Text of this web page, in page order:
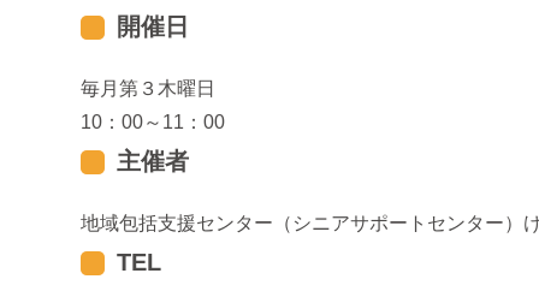
開催日
毎月第３木曜日
10：00～11：00
主催者
地域包括支援センター（シニアサポートセンター）
TEL